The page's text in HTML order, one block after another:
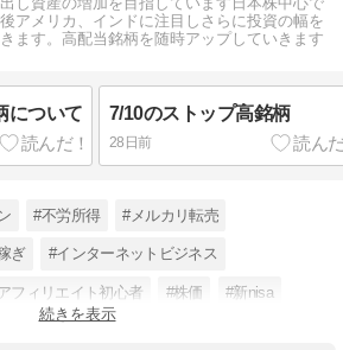
アメリカ、インドに注目しさらに投資の幅を
ます。高配当銘柄を随時アップしていきます
について 7/10のストップ高銘柄
28日前
#不労所得 #メルカリ転売
ぎ #インターネットビジネス
フィリエイト初心者 #株価 #新nisa
続きを表示